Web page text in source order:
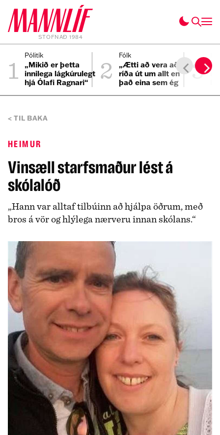
STOFNAÐ 1984
1 Pólitík
„Mikið er þetta
innilega lágkúrulegt
hjá Ólafi Ragnari“
2 Fólk
„Ætti að vera að
ríða út um allt en
það eina sem ég
3
TIL BAKA
HEIMUR
Vinsæll starfsmaður lést á
skólalóð
„Hann var alltaf tilbúinn að hjálpa öðrum, með
bros á vör og hlýlega nærveru innan skólans.“